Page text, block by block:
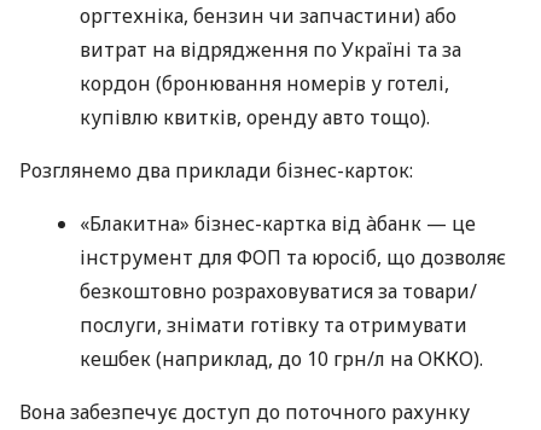
оргтехніка, бензин чи запчастини) або
витрат на відрядження по Україні та за
кордон (бронювання номерів у готелі,
купівлю квитків, оренду авто тощо).
Розглянемо два приклади бізнес-карток:
«Блакитна» бізнес-картка від àбанк — це
інструмент для ФОП та юросіб, що дозволяє
безкоштовно розраховуватися за товари/
послуги, знімати готівку та отримувати
кешбек (наприклад, до 10 грн/л на ОККО).
Вона забезпечує доступ до поточного рахунку